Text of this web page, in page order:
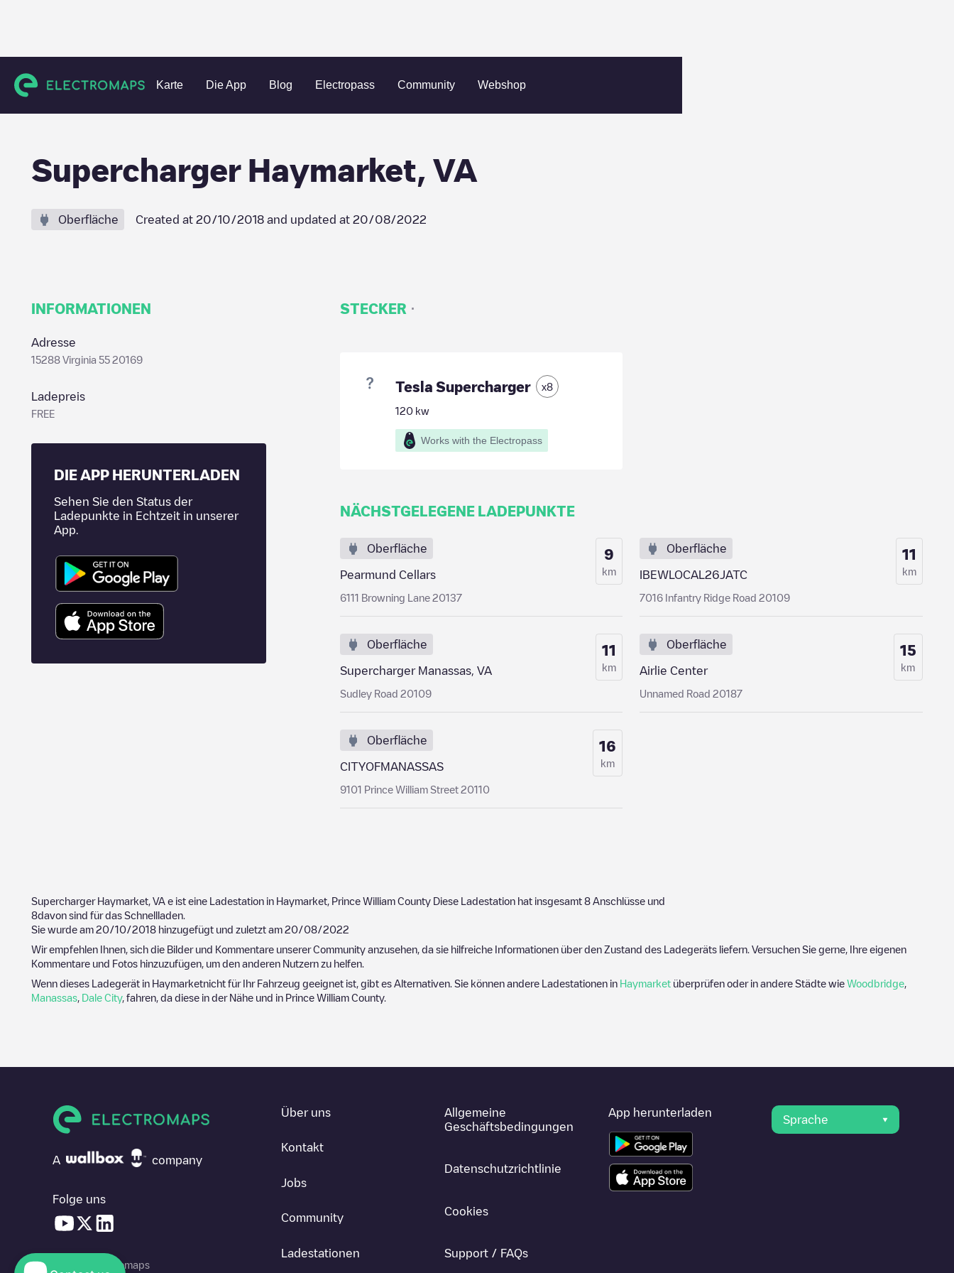
Karte Die App Blog Electropass Community Webshop
Charging stations Vereinigte Staaten Prince William County Haymarket Supercharger Haymarket, VA
Supercharger Haymarket, VA
Oberfläche Created at 20/10/2018 and updated at 20/08/2022
INFORMATIONEN
Adresse
15288 Virginia 55 20169
Ladepreis
FREE
DIE APP HERUNTERLADEN
Sehen Sie den Status der
Ladepunkte in Echtzeit in unserer
App.
STECKER ·
Tesla Supercharger x8
120kw
Works with the Electropass
NÄCHSTGELEGENE LADEPUNKTE
Oberfläche
Pearmund Cellars
6111 Browning Lane 20137
9
km
Oberfläche
IBEWLOCAL26JATC
7016 Infantry Ridge Road 20109
11
km
Oberfläche
Supercharger Manassas, VA
Sudley Road 20109
11
km
Oberfläche
Airlie Center
Unnamed Road 20187
15
km
Oberfläche
CITYOFMANASSAS
9101 Prince William Street 20110
16
km
Supercharger Haymarket, VA e ist eine Ladestation in Haymarket Prince William County Diese Ladestation hat insgesamt 8 Anschlüsse und
8davon sind für das Schnellladen.
Sie wurde am 20/10/2018 hinzugefügt und zuletzt am 20/08/2022
Wir empfehlen Ihnen, sich die Bilder und Kommentare unserer Community anzusehen, da sie hilfreiche Informationen über den Zustand des Ladegeräts liefern. Versuchen Sie gerne, Ihre eigenen
Kommentare und Fotos hinzuzufügen, um den anderen Nutzern zu helfen.
Wenn dieses Ladegerät in Haymarketnicht für Ihr Fahrzeug geeignet ist, gibt es Alternativen. Sie können andere Ladestationen in Haymarket überprüfen oder in andere Städte wie Woodbridge
Manassas Dale City, fahren, da diese in der Nähe und in Prince William County.
A company
Folge uns
© 2026 Electromaps
Über uns
Kontakt
Jobs
Community
Ladestationen
Allgemeine
Geschäftsbedingungen
Datenschutzrichtlinie
Cookies
Support / FAQs
App herunterladen
Sprache